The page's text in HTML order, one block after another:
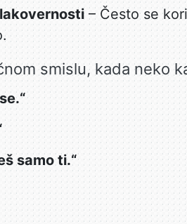
– Često se
smislu, kada neko
samo ti.“